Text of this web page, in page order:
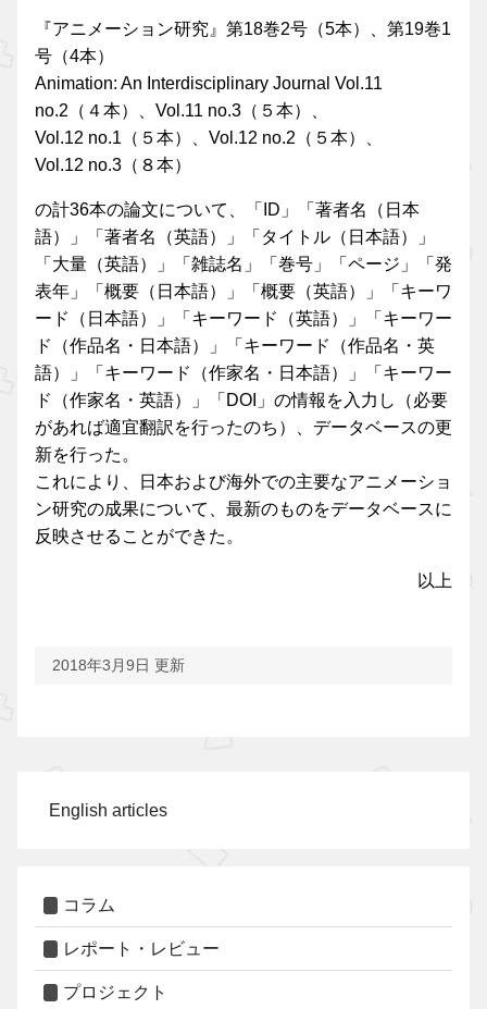
『アニメーション研究』第18巻2号（5本）、第19巻1
号（4本）
Animation: An Interdisciplinary Journal Vol.11
no.2（４本）、Vol.11 no.3（５本）、
Vol.12 no.1（５本）、Vol.12 no.2（５本）、
Vol.12 no.3（８本）
の計36本の論文について、「ID」「著者名（日本
語）」「著者名（英語）」「タイトル（日本語）」
「大量（英語）」「雑誌名」「巻号」「ページ」「発
表年」「概要（日本語）」「概要（英語）」「キーワ
ード（日本語）」「キーワード（英語）」「キーワー
ド（作品名・日本語）」「キーワード（作品名・英
語）」「キーワード（作家名・日本語）」「キーワー
ド（作家名・英語）」「DOI」の情報を入力し（必要
があれば適宜翻訳を行ったのち）、データベースの更
新を行った。
これにより、日本および海外での主要なアニメーショ
ン研究の成果について、最新のものをデータベースに
反映させることができた。
以上
2018年3月9日 更新
English articles
コラム
レポート・レビュー
プロジェクト